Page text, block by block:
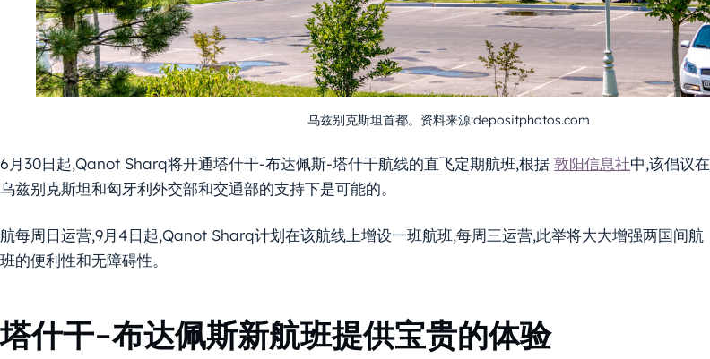
乌兹别克斯坦首都。资料来源:depositphotos.com
6月30日起,Qanot Sharq将开通塔什干-布达佩斯-塔什干航线的直飞定期航班,根据 敦阳信息社中,该倡议在
乌兹别克斯坦和匈牙利外交部和交通部的支持下是可能的。
航每周日运营,9月4日起,Qanot Sharq计划在该航线上增设一班航班,每周三运营,此举将大大增强两国间航
班的便利性和无障碍性。
塔什干-布达佩斯新航班提供宝贵的体验